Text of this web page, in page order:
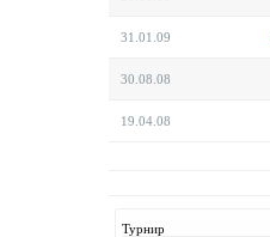
31.01.09
30.08.08
19.04.08
Турнир